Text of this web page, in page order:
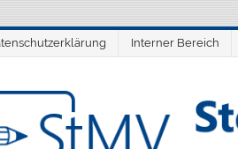
Interner Bereich